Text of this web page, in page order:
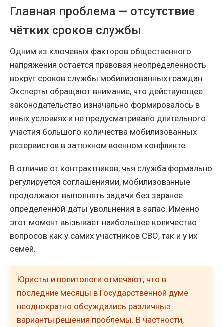
Главная проблема — отсутствие
чётких сроков службы
Одним из ключевых факторов общественного
напряжения остаётся правовая неопределённость
вокруг сроков службы мобилизованных граждан.
Эксперты обращают внимание, что действующее
законодательство изначально формировалось в
иных условиях и не предусматривало длительного
участия большого количества мобилизованных
резервистов в затяжном военном конфликте.
В отличие от контрактников, чья служба формально
регулируется соглашениями, мобилизованные
продолжают выполнять задачи без заранее
определённой даты увольнения в запас. Именно
этот момент вызывает наибольшее количество
вопросов как у самих участников СВО, так и у их
семей.
Юристы и политологи отмечают, что в
последние месяцы в Государственной думе
неоднократно обсуждались различные
варианты решения проблемы. В частности,